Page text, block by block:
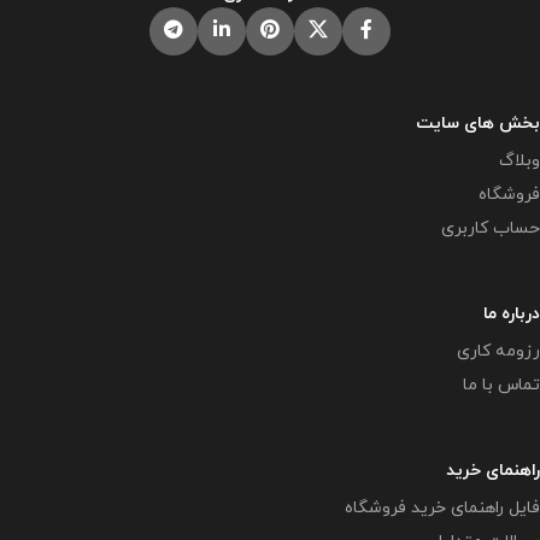
حال استفاده هستند و مورد رضایت ما
نمی باشد .
بخش های سایت
وبلاگ
فروشگاه
حساب کاربری
درباره ما
رزومه کاری
تماس با ما
راهنمای خرید
فایل راهنمای خرید فروشگاه